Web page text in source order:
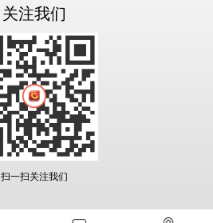
关注我们
扫一扫关注我们